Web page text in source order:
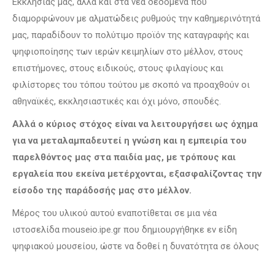
διαμορφώνουν με αλματώδεις ρυθμούς την καθημερινότητά
μας, παραδίδουν το πολύτιμο προϊόν της καταγραφής και
ψηφιοποίησης των ιερών κειμηλίων στο μέλλον, στους
επιστήμονες, στους ειδικούς, στους φιλαγίους και
φιλίστορες του τόπου τούτου με σκοπό να προαχθούν οι
αθηναϊκές, εκκλησιαστικές και όχι μόνο, σπουδές.
Αλλά ο κύριος στόχος είναι να λειτουργήσει ως όχημα
για να μεταλαμπαδευτεί η γνώση και η εμπειρία του
παρελθόντος μας στα παιδία μας, με τρόπους και
εργαλεία που εκείνα μετέρχονται, εξασφαλίζοντας την
είσοδο της παράδοσής μας στο μέλλον.
Μέρος του υλικού αυτού εναποτίθεται σε μια νέα
ιστοσελίδα mouseio.ipe.gr που δημιουργήθηκε εν είδη
ψηφιακού μουσείου, ώστε να δοθεί η δυνατότητα σε όλους